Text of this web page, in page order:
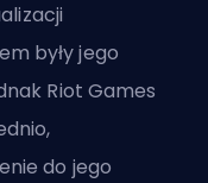
były jego
Riot Games
do jego